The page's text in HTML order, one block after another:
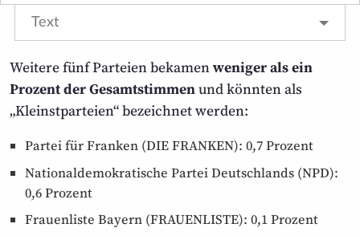
Text
Weitere fünf Parteien bekamenweniger als ein
Prozent der Gesamtstimmenund könnten als
„Kleinstparteien“ bezeichnet werden:
Partei für Franken (DIE FRANKEN): 0,7 Prozent
Nationaldemokratische Partei Deutschlands (NPD):
0,6 Prozent
Frauenliste Bayern (FRAUENLISTE): 0,1 Prozent